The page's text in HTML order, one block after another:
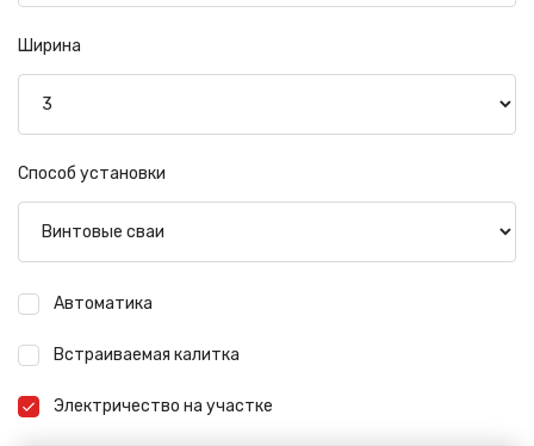
Ширина
Способ установки
Автоматика
Встраиваемая калитка
Электричество на участке